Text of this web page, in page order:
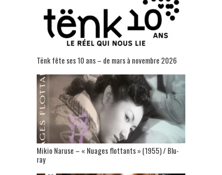
Tënk fête ses 10 ans – de mars à novembre 2026
Mikio Naruse – « Nuages flottants » (1955) / Blu-
ray